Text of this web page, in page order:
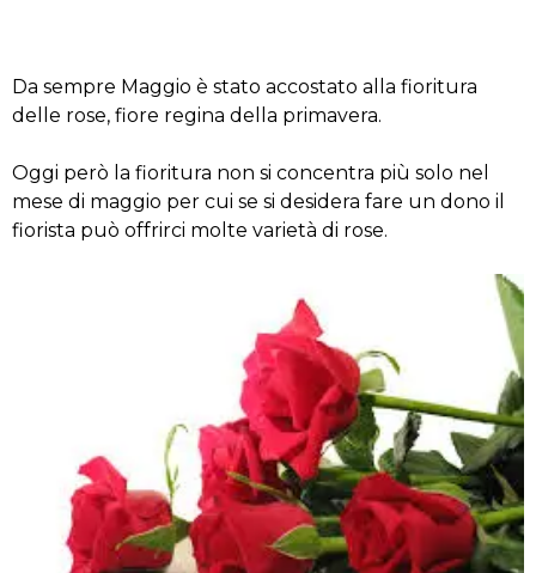
Da sempre Maggio è stato accostato alla fioritura
delle rose, fiore regina della primavera.
Oggi però la fioritura non si concentra più solo nel
mese di maggio per cui se si desidera fare un dono il
fiorista può offrirci molte varietà di rose.